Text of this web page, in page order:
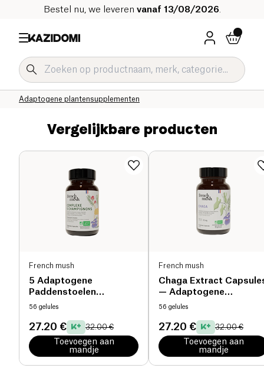
Bestel nu, we leveren vanaf 13/08/2026
Adaptogene plantensupplementen
Adaptogene planten & CBD
Welzijn & Gezondheid
Home
Vergelijkbare producten
French mush
5 Adaptogene
Paddenstoelen
Capsules bio
56 gelules
27.20 € 32.00 €
Toevoegen aan
mandje
French mush
Chaga Extract
— Adaptogene
Paddenstoel bio
56 gelules
27.20 € 32.00 €
Toevoegen aan
mandje